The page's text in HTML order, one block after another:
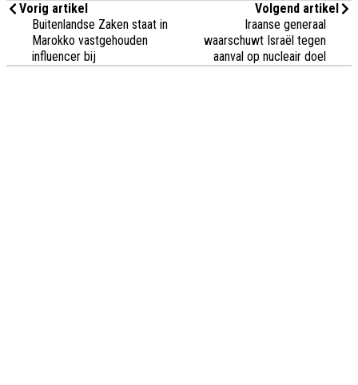
Vorig artikel
Buitenlandse Zaken staat in
Marokko vastgehouden
influencer bij
Volgend artikel
Iraanse generaal
waarschuwt Israël tegen
aanval op nucleair doel